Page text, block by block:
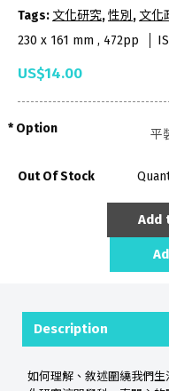
Tags: 文化研究,性別 , 文化
230 x 161 mm , 472pp
US$14.00
Option
Out Of Stock
Add
Description
如何理解、敘述圍繞我們